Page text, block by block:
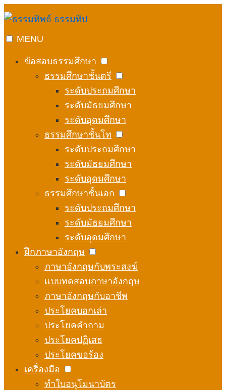
to
MENU
ข้อสอบธรรมศึกษา
ธรรมศึกษาชั้นตรี
ระดับประถมศึกษา
ระดับมัธยมศึกษา
ระดับอุดมศึกษา
ธรรมศึกษาชั้นโท
ระดับประถมศึกษา
ระดับมัธยมศึกษา
ระดับอุดมศึกษา
ธรรมศึกษาชั้นเอก
ระดับประถมศึกษา
ระดับมัธยมศึกษา
ระดับอุดมศึกษา
ฝึกภาษาอังกฤษ
ภาษาอังกฤษกับพระสงฆ์
แบบทดสอบภาษาอังกฤษ
ภาษาอังกฤษกับอาชีพ
ประโยคบอกเล่า
ประโยคคำถาม
ประโยคปฏิเสธ
ประโยคขอร้อง
เครื่องมือ
ทำใบอนุโมนาบัตร